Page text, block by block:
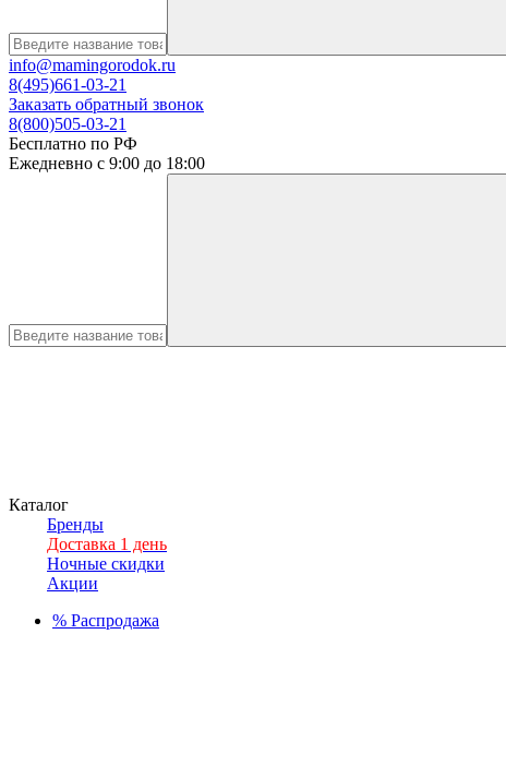
info@mamingorodok.ru
8(495)661-03-21
Заказать обратный звонок
8(800)505-03-21
Бесплатно по РФ
Ежедневно с 9:00 до 18:00
Каталог
Бренды
Доставка 1 день
Ночные скидки
Акции
% Распродажа